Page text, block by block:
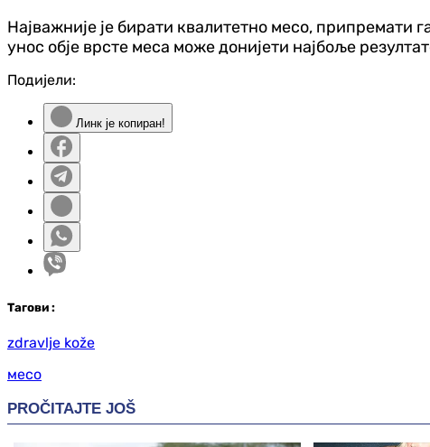
Најважније је бирати квалитетно месо,
унос обје врсте меса може донијети најбоље
Подијели:
Линк је копиран!
Тагови :
zdravlje kože
месо